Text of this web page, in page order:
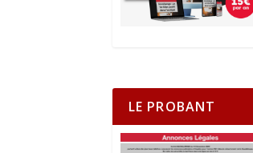
LE PROBANT